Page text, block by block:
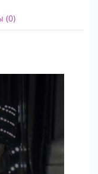
и зарубежной
Братья
Вэл Никольский,
вашей памяти
(0)